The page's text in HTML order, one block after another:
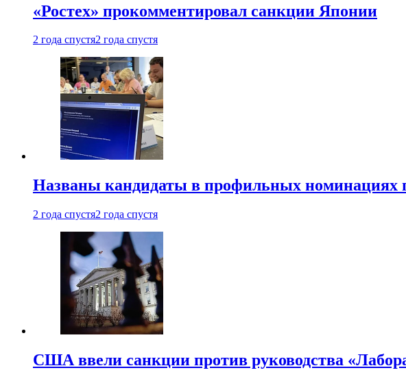
«Ростех» прокомментировал санкции Японии
2 года спустя2 года спустя
Названы кандидаты в профильных номинациях
2 года спустя2 года спустя
США ввели санкции против руководства